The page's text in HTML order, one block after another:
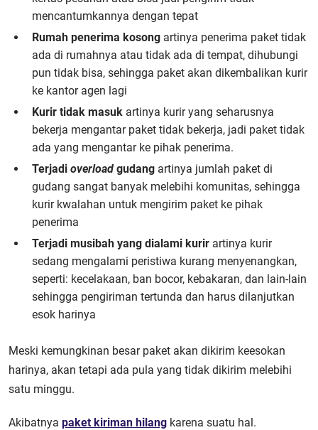
mencantumkannya dengan tepat
Rumah penerima kosong artinya penerima paket tidak
ada di rumahnya atau tidak ada di tempat, dihubungi
pun tidak bisa, sehingga paket akan dikembalikan kurir
ke kantor agen lagi
Kurir tidak masuk artinya kurir yang seharusnya
bekerja mengantar paket tidak bekerja, jadi paket tidak
ada yang mengantar ke pihak penerima.
Terjadi overload gudang artinya jumlah paket di
gudang sangat banyak melebihi komunitas, sehingga
kurir kwalahan untuk mengirim paket ke pihak
penerima
Terjadi musibah yang dialami kurir artinya kurir
sedang mengalami peristiwa kurang menyenangkan,
seperti: kecelakaan, ban bocor, kebakaran, dan lain-lain
sehingga pengiriman tertunda dan harus dilanjutkan
esok harinya
Meski kemungkinan besar paket akan dikirim keesokan
harinya, akan tetapi ada pula yang tidak dikirim melebihi
satu minggu.
Akibatnya paket kiriman hilang karena suatu hal.